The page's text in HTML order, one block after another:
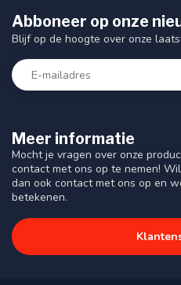
Meer informatie
Mocht je vragen over onze
contact met ons op te nemen!
dan ook contact met ons op en
betekenen.
Abboneer op onze
Blijf op de hoogte over onze